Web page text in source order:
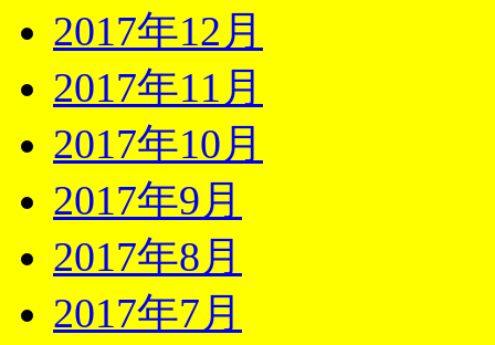
2017年12月
2017年11月
2017年10月
2017年9月
2017年8月
2017年7月